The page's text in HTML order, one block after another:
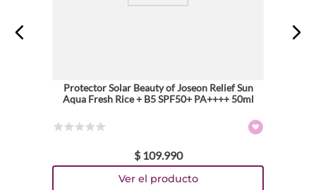
Protector Solar Beauty of Joseon Relief Sun
Aqua Fresh Rice + B5 SPF50+ PA++++ 50ml
$ 109.990